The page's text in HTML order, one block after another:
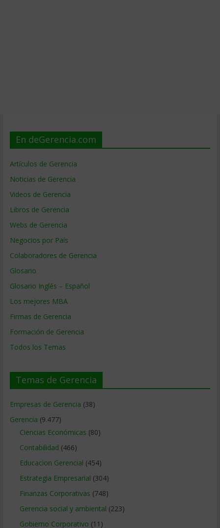
En deGerencia.com
Artículos de Gerencia
Noticias de Gerencia
Videos de Gerencia
Libros de Gerencia
Webs de Gerencia
Negocios por País
Colaboradores de Gerencia
Glosario
Glosario Inglés – Español
Los mejores MBA
Firmas de Gerencia
Formación de Gerencia
Todos los Temas
Temas de Gerencia
Empresas de Gerencia (38)
Gerencia (9.477)
Ciencias Económicas (80)
Contabilidad (466)
Educacion Gerencial (454)
Estrategia Empresarial (304)
Finanzas Corporativas (748)
Gerencia social y ambiental (223)
Gobierno Corporativo (11)